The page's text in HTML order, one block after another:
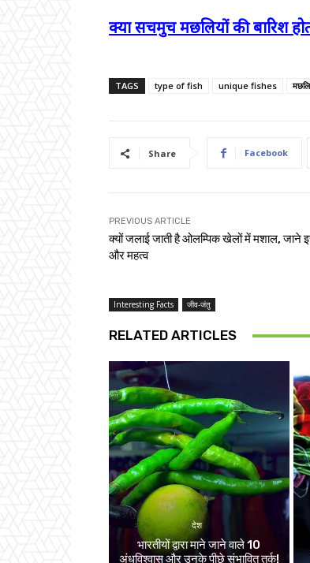
क्या सचमुच मछलियों की बारिश
TAGS type of fish unique fishes
Share Facebook
PREVIOUS ARTICLE
क्यों जलाई जाती है ओलम्पिक खेलों में मशाल, जाने
और महत्व
Interesting Facts जीव-जंतु
RELATED ARTICLES
देश
भारतीयों द्वारा माने जाने वाले 10
अंधविश्वास और उनके पीछे संभावित तर्क!